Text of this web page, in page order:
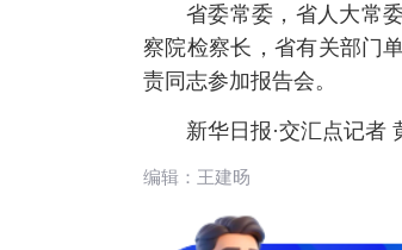
省委常委，省人大常
察院检察长，省有关部门
责同志参加报告会。
新华日报·交汇点记者
编辑：王建旸